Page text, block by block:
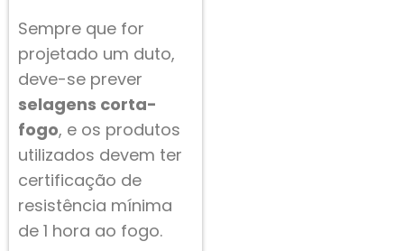
Sempre que for
projetado um duto,
deve-se prever
selagens corta-
fogo, e os produtos
utilizados devem ter
certificação de
resistência mínima
de 1 hora ao fogo.